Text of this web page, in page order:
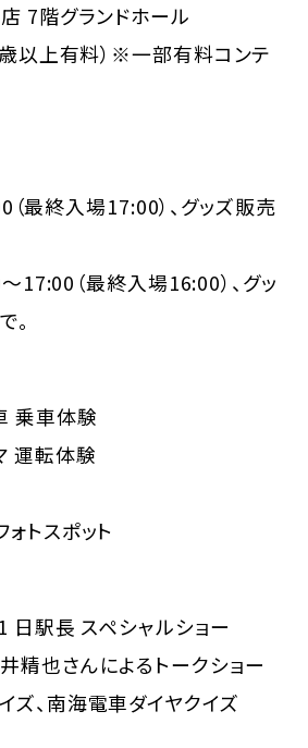
7階グランドホール
以上有料）※一部有料コンテ
最終入場17:00）、グッズ販売
（最終入場16:00）、グッ
。
乗車体験
運転体験
トスポット
日駅長 スペシャルショー
精也さんによるトークショー
、南海電車ダイヤクイズ